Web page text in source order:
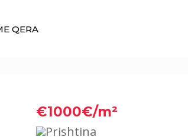
QERA
€1000€/m²
Prishtina